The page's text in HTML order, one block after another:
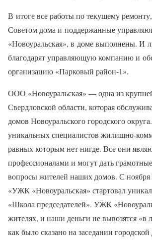
В итоге все работы по текущему
Советом дома и поддержанные
«Новоуральская», в доме выполнены. И
благодарят управляющую компанию и
организацию «Парковый район‑1».
ООО «Новоуральская» — одна из
Свердловской области, которая
домов Новоуральского городского
уникальных специалистов жилищно-­
равных которым нет нигде. Все они
профессионалами и могут дать
вопросы жителей наших домов. С
«УЖК «Новоуральская» стартовал
«Школа председателей». УЖК
жителях, и наши деньги не вывозятся «в
как было сказано на заседании